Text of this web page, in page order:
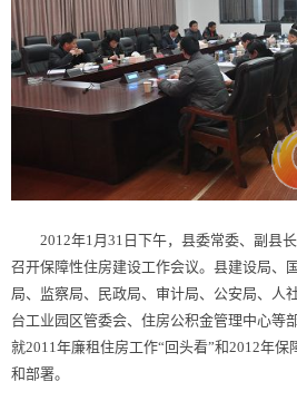
2012年1月31日下午，县委常委、副县长
召开保障性住房建设工作会议。县建设局、
局、监察局、民政局、审计局、公安局、人
台工业园区管委会、住房公积金管理中心等
就2011年廉租住房工作“回头看”和2012年
和部署。